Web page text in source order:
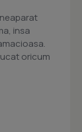
insa
oricum